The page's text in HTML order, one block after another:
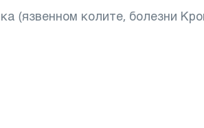
(язвенном колите, болезни